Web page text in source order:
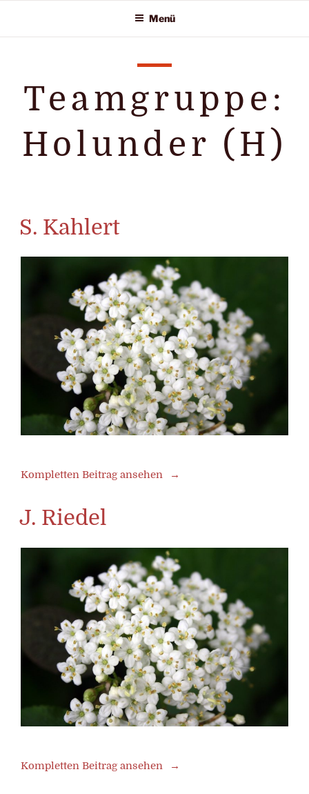
springen
Menü
Teamgruppe:
Holunder (H)
S. Kahlert
Kompletten Beitrag ansehen
J. Riedel
Kompletten Beitrag ansehen